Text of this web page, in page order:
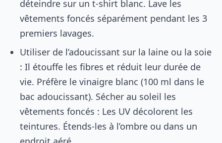
déteindre sur un t-shirt blanc. Lave les
vêtements foncés séparément pendant les 3
premiers lavages.
Utiliser de l’adoucissant sur la laine ou la soie
: Il étouffe les fibres et réduit leur durée de
vie. Préfère le vinaigre blanc (100 ml dans le
bac adoucissant). Sécher au soleil les
vêtements foncés : Les UV décolorent les
teintures. Étends-les à l’ombre ou dans un